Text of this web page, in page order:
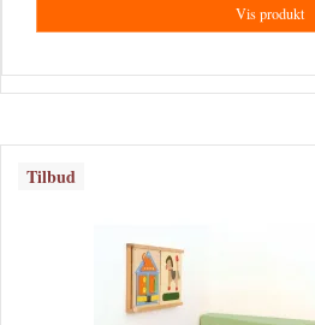
Vis produkt
Tilbud